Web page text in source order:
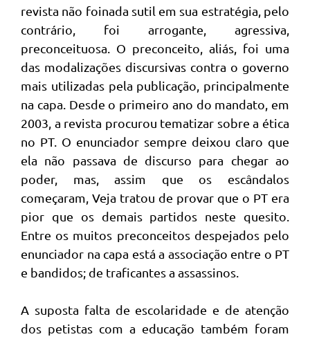
revista não foinada sutil em sua estratégia, pelo
contrário, foi arrogante, agressiva,
preconceituosa. O preconceito, aliás, foi uma
das modalizações discursivas contra o governo
mais utilizadas pela publicação, principalmente
na capa. Desde o primeiro ano do mandato, em
2003, a revista procurou tematizar sobre a ética
no PT. O enunciador sempre deixou claro que
ela não passava de discurso para chegar ao
poder, mas, assim que os escândalos
começaram, Veja tratou de provar que o PT era
pior que os demais partidos neste quesito.
Entre os muitos preconceitos despejados pelo
enunciador na capa está a associação entre o PT
e bandidos; de traficantes a assassinos.
A suposta falta de escolaridade e de atenção
dos petistas com a educação também foram